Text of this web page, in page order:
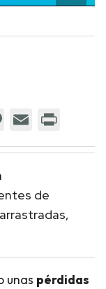
de
unas pérdidas